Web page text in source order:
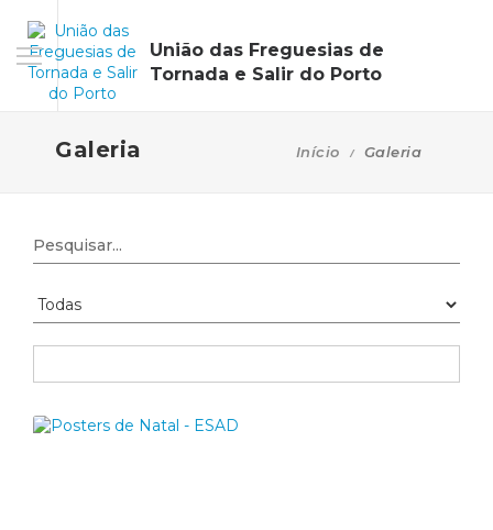
União das Freguesias de
Tornada e Salir do Porto
Galeria Início Galeria